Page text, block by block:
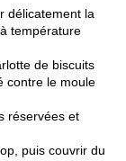
délicatement la
température
de biscuits
contre le moule
réservées et
puis couvrir du